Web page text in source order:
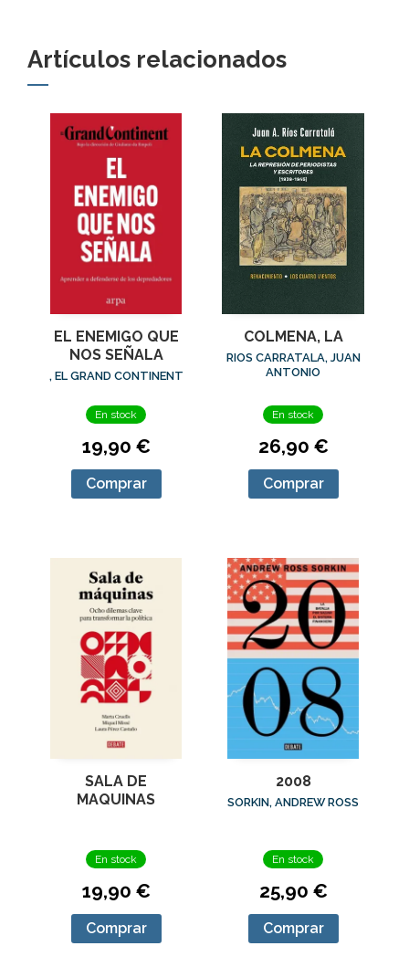
Artículos relacionados
EL ENEMIGO QUE
NOS SEÑALA
, EL GRAND CONTINENT
En stock
19,90 €
Comprar
COLMENA, LA
RIOS CARRATALA, JUAN
ANTONIO
En stock
26,90 €
Comprar
SALA DE
MAQUINAS
En stock
19,90 €
Comprar
2008
SORKIN, ANDREW ROSS
En stock
25,90 €
Comprar